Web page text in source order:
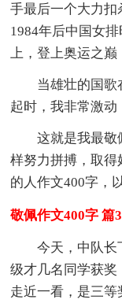
手最后一个大力扣
1984年后中国女
上，登上奥运之
当雄壮的国
起时，我非常激
这就是我最敬
样努力拼搏，取
的人作文400字，
敬佩作文400字 篇3
今天，中队长
级才几名同学获
走近一看，是三